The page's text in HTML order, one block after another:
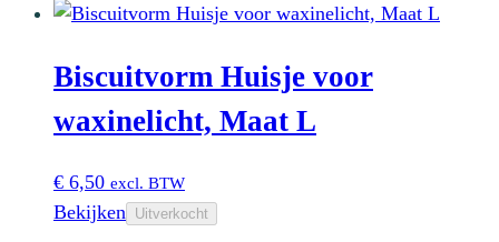
product
meerdere
Deze
kan
gekozen
Biscuitvorm Huisje voor
waxinelicht, Maat L
€ 6,50 excl. BTW
Bekijken Uitverkocht